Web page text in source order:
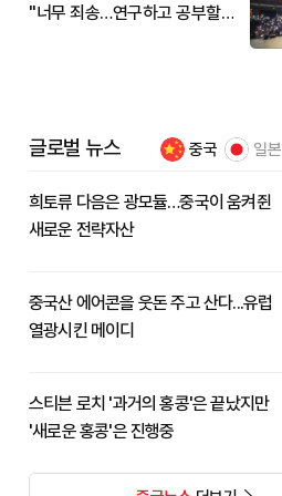
"너무 죄송…연구하고 공부할
글로벌 뉴스 중국 일본
희토류 다음은 광모듈…중국이 움켜쥔
새로운 전략자산
중국산 에어콘을 웃돈 주고 산다...유럽
열광시킨 메이디
스티븐 로치 '과거의 홍콩'은 끝났지만
'새로운 홍콩'은 진행중